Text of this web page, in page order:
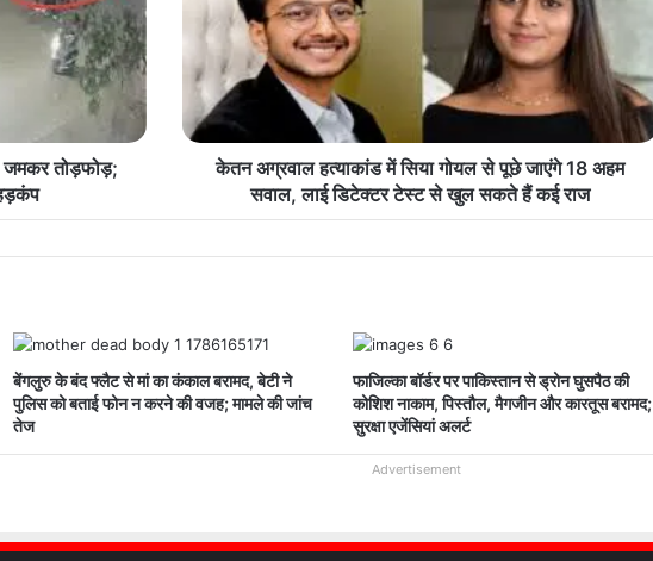
जमकर तोड़फोड़;
केतन अग्रवाल हत्याकांड में सिया गोयल से पूछे जाएंगे 18 अहम
सवाल, लाई डिटेक्टर टेस्ट से खुल सकते हैं कई राज
बेंगलुरु के बंद फ्लैट से मां का कंकाल बरामद, बेटी ने
पुलिस को बताई फोन न करने की वजह; मामले की जांच
तेज
फाजिल्का बॉर्डर पर पाकिस्तान से ड्रोन घुसपैठ की
कोशिश नाकाम, पिस्तौल, मैगजीन और कारतूस बरामद;
सुरक्षा एजेंसियां अलर्ट
Advertisement